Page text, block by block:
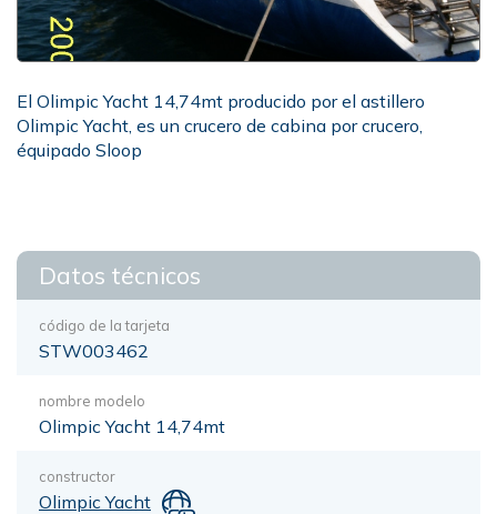
El Olimpic Yacht 14,74mt producido por el astillero
Olimpic Yacht, es un crucero de cabina por crucero,
équipado Sloop
Datos técnicos
código de la tarjeta
STW003462
nombre modelo
Olimpic Yacht 14,74mt
constructor
Olimpic Yacht